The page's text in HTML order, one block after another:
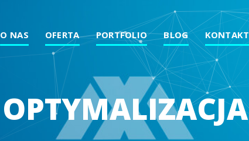
O NAS OFERTA PORTFOLIO BLOG KONTAKT
OPTYMALIZACJA